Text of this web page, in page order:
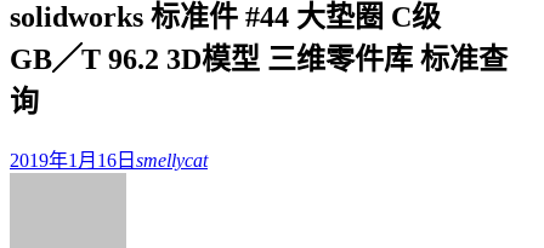
solidworks 标准件 #44 大垫圈 C级
GB╱T 96.2 3D模型 三维零件库 标准查
询
2019年1月16日 smellycat